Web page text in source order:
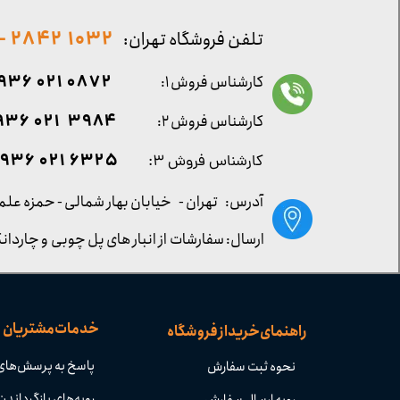
راهنمای خرید از فروشگاه
نحوه ثبت سفارش
خدمات مشتریان
پاسخ به
کارشناس فروش ۳: ۶۳۲۵ ۰۲۱ ۰۹۳۶
آدرس: تهران - خیابان بهار شمالی - حمزه
تلفن فروشگاه تهران: 1032 2842 - 021
کارشناس فروش ۱: 0872 021 0936
کارشناس فروش ۲:
۳۹۸۴ ۰۲۱ ۰۹۳۶
ارسال: سفارشات از انبار های پل چوبی و